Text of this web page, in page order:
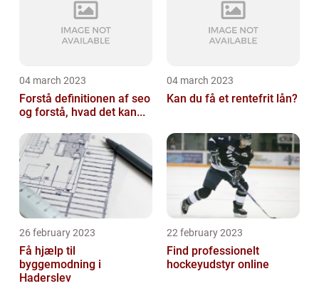
04 march 2023
Forstå definitionen af seo
og forstå, hvad det kan...
04 march 2023
Kan du få et rentefrit lån?
26 february 2023
Få hjælp til
byggemodning i
Haderslev
22 february 2023
Find professionelt
hockeyudstyr online